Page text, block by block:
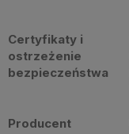
Certyfikaty i
ostrzeżenie
bezpieczeństwa
Producent